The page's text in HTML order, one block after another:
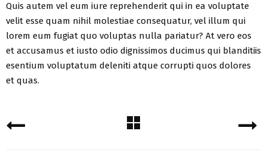
Quis autem vel eum iure reprehenderit qui in ea voluptate
velit esse quam nihil molestiae consequatur, vel illum qui
lorem eum fugiat quo voluptas nulla pariatur? At vero eos
et accusamus et iusto odio dignissimos ducimus qui blanditiis
esentium voluptatum deleniti atque corrupti quos dolores
et quas.